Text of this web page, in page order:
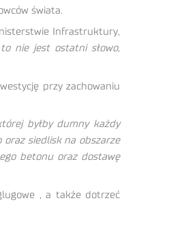
świata.
Infrastruktury,
nie jest ostatni słowo,
przy zachowaniu
byłby dumny każdy
oraz siedlisk na obszarze
betonu oraz dostawę
, a także dotrzeć